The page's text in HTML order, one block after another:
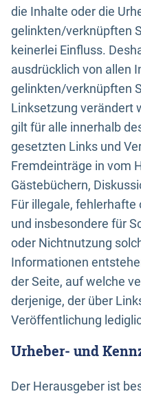
die Inhalte oder die
gelinkten/verknüpften
keinerlei Einfluss.
ausdrücklich von allen
gelinkten/verknüpften
Linksetzung verändert
gilt für alle innerhalb
gesetzten Links und
Fremdeinträge in vom
Gästebüchern,
Für illegale,
und insbesondere für
oder Nichtnutzung
Informationen
der Seite, auf welche
derjenige, der über
Veröffentlichung
Urheber- und
Der Herausgeber ist